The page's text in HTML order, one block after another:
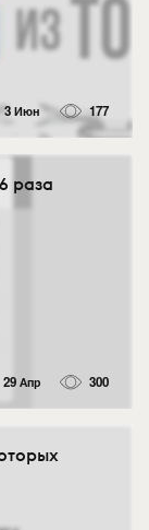
3 Июн 177
раза
29 Апр 300